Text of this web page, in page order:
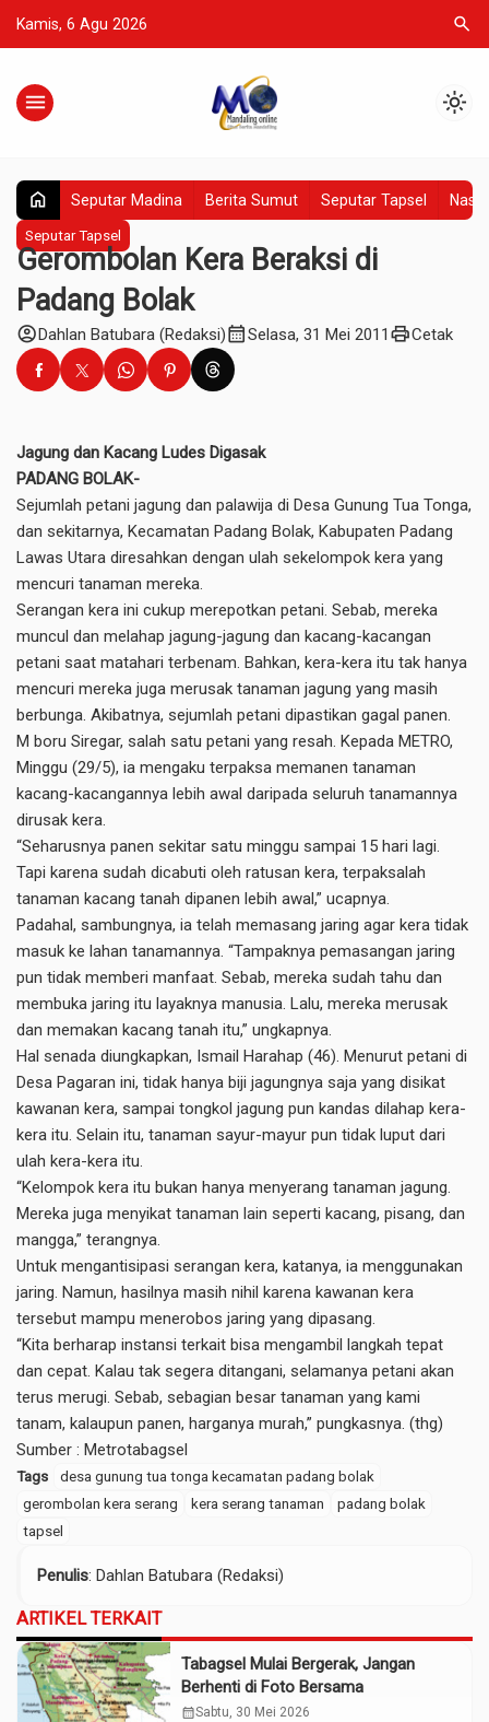
Kamis, 6 Agu 2026 search
menu light_mode
home Seputar Madina Berita Sumut Seputar Tapsel
Seputar Tapsel
Gerombolan Kera Beraksi di
Padang Bolak
account_circleDahlan Batubara (Redaksi)calendar_monthSelasa, 31 Mei 2011 printCetak
Jagung dan Kacang Ludes Digasak
PADANG BOLAK-
Sejumlah petani jagung dan palawija di Desa Gunung Tua Tonga,
dan sekitarnya, Kecamatan Padang Bolak, Kabupaten Padang
Lawas Utara diresahkan dengan ulah sekelompok kera yang
mencuri tanaman mereka.
Serangan kera ini cukup merepotkan petani. Sebab, mereka
muncul dan melahap jagung-jagung dan kacang-kacangan
petani saat matahari terbenam. Bahkan, kera-kera itu tak hanya
mencuri mereka juga merusak tanaman jagung yang masih
berbunga. Akibatnya, sejumlah petani dipastikan gagal panen.
M boru Siregar, salah satu petani yang resah. Kepada METRO,
Minggu (29/5), ia mengaku terpaksa memanen tanaman
kacang-kacangannya lebih awal daripada seluruh tanamannya
dirusak kera.
“Seharusnya panen sekitar satu minggu sampai 15 hari lagi.
Tapi karena sudah dicabuti oleh ratusan kera, terpaksalah
tanaman kacang tanah dipanen lebih awal,” ucapnya.
Padahal, sambungnya, ia telah memasang jaring agar kera tidak
masuk ke lahan tanamannya. “Tampaknya pemasangan jaring
pun tidak memberi manfaat. Sebab, mereka sudah tahu dan
membuka jaring itu layaknya manusia. Lalu, mereka merusak
dan memakan kacang tanah itu,” ungkapnya.
Hal senada diungkapkan, Ismail Harahap (46). Menurut petani di
Desa Pagaran ini, tidak hanya biji jagungnya saja yang disikat
kawanan kera, sampai tongkol jagung pun kandas dilahap kera-
kera itu. Selain itu, tanaman sayur-mayur pun tidak luput dari
ulah kera-kera itu.
“Kelompok kera itu bukan hanya menyerang tanaman jagung.
Mereka juga menyikat tanaman lain seperti kacang, pisang, dan
mangga,” terangnya.
Untuk mengantisipasi serangan kera, katanya, ia menggunakan
jaring. Namun, hasilnya masih nihil karena kawanan kera
tersebut mampu menerobos jaring yang dipasang.
“Kita berharap instansi terkait bisa mengambil langkah tepat
dan cepat. Kalau tak segera ditangani, selamanya petani akan
terus merugi. Sebab, sebagian besar tanaman yang kami
tanam, kalaupun panen, harganya murah,” pungkasnya. (thg)
Sumber : Metrotabagsel
Tags
desa gunung tua tonga kecamatan padang bolak
gerombolan kera serang
kera serang tanaman
padang bolak
tapsel
Penulis: Dahlan Batubara (Redaksi)
ARTIKEL TERKAIT
Tabagsel Mulai Bergerak, Jangan
Berhenti di Foto Bersama
calendar_monthSabtu, 30 Mei 2026